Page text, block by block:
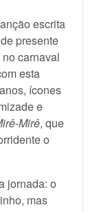
escrita
presente
carnaval
esta
ícones
e
Mirê, que
o
jornada: o
mas